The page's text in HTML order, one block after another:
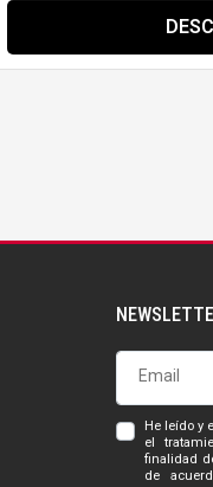
He leído y
el
finalidad
de